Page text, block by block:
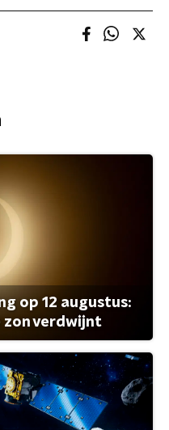
op 12 augustus:
zon verdwijnt